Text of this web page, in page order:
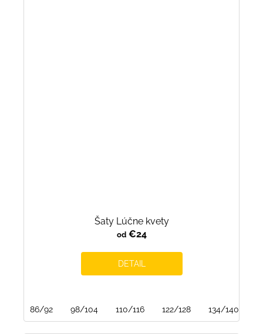
Šaty Lúčne kvety
od€24
DETAIL
86/92 98/104 110/116 122/128 134/140